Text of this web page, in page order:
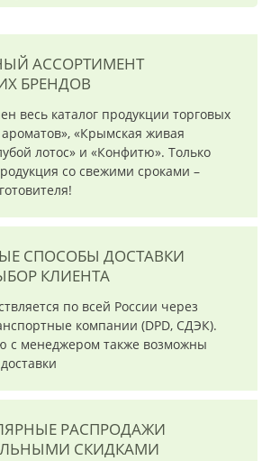
АССОРТИМЕНТ
БРЕНДОВ
весь каталог продукции торговых
«Крымская живая
лотос» и «Конфитю». Только
со свежими сроками –
СПОСОБЫ ДОСТАВКИ
КЛИЕНТА
по всей России через
компании (DPD, СДЭК).
с менеджером также возможны
РАСПРОДАЖИ
СКИДКАМИ